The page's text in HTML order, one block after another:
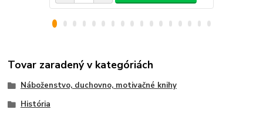
Tovar zaradený v kategóriách
Náboženstvo, duchovno, motivačné knihy
História